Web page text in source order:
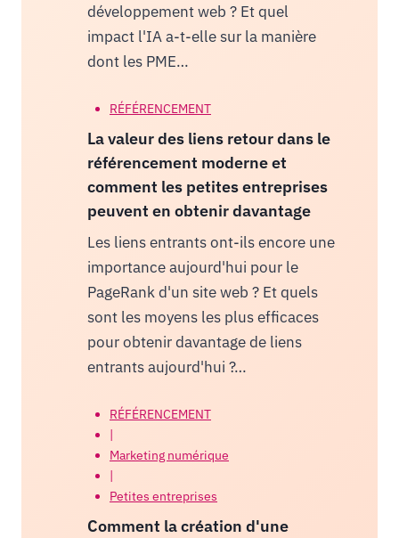
développement web ? Et quel
impact l'IA a-t-elle sur la manière
dont les PME…
RÉFÉRENCEMENT
La valeur des liens retour dans le
référencement moderne et
comment les petites entreprises
peuvent en obtenir davantage
Les liens entrants ont-ils encore une
importance aujourd'hui pour le
PageRank d'un site web ? Et quels
sont les moyens les plus efficaces
pour obtenir davantage de liens
entrants aujourd'hui ?…
RÉFÉRENCEMENT
|
Marketing numérique
|
Petites entreprises
Comment la création d'une